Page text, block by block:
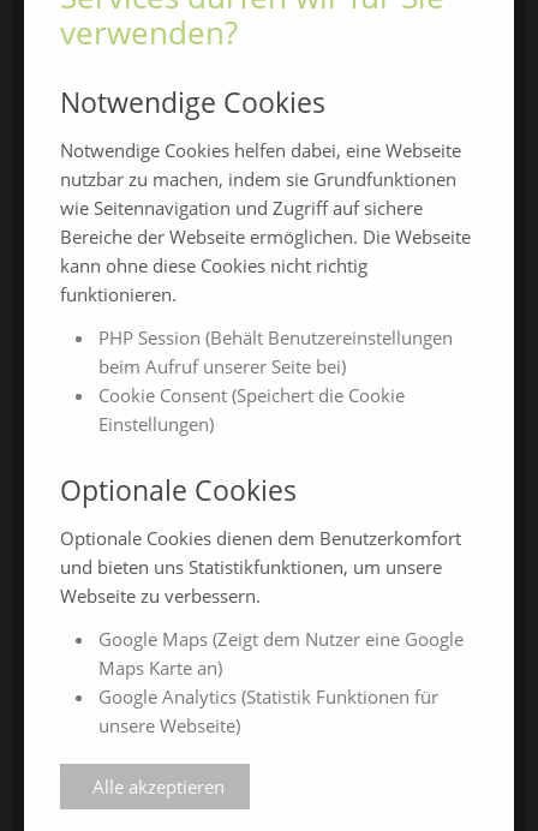
ChamlandSchau
ChamlandBau
ChamlandCareer
ONLINE-JAHRESMESSEN
ChamlandSchau24
ChamlandBau24
ChamlandCareer24
ÜBER UNS
Veranstalter
Messe-News
Facebook
Instagram
SERVICE
verwenden?
Notwendige Cookies
Notwendige Cookies helfen dabei, eine Webseite
nutzbar zu machen, indem sie Grundfunktionen
wie Seitennavigation und Zugriff auf sichere
Bereiche der Webseite ermöglichen. Die Webseite
kann ohne diese Cookies nicht richtig
funktionieren.
PHP Session (Behält Benutzereinstellungen
beim Aufruf unserer Seite bei)
Cookie Consent (Speichert die Cookie
Einstellungen)
Optionale Cookies
Optionale Cookies dienen dem Benutzerkomfort
und bieten uns Statistikfunktionen, um unsere
Webseite zu verbessern.
Google Maps (Zeigt dem Nutzer eine Google
Maps Karte an)
Google Analytics (Statistik Funktionen für
unsere Webseite)
Alle akzeptieren